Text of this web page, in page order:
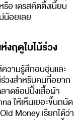
อ เดรสคัตติ้งเนี้ยบ
น้อยเลย
ฤดูใบไม้ร่วง
วามรู้สึกอบอุ่นและ
ร่วงสำหรับคนที่อยาก
าดช้อปปิ้งเสื้อผ้า
ให้เห็นเยอะขึ้นถนัด
Money เรียกได้ว่า